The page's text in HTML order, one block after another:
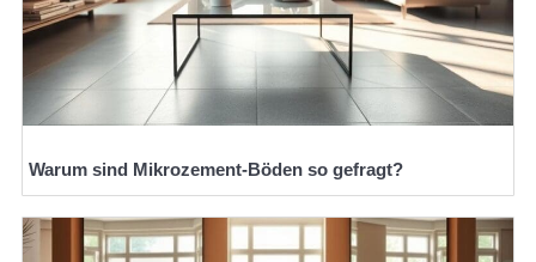
Warum sind Mikrozement-Böden so gefragt?